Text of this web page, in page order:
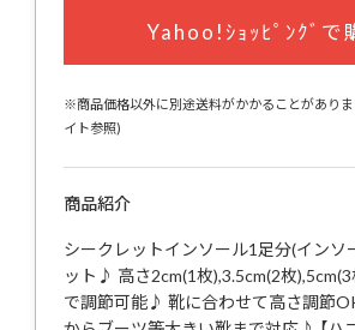
Yahoo!ｼｮｯﾋﾟﾝｸﾞで
※商品価格以外に別途送料がかかることがありま
イト参照)
商品紹介
シークレットインソール1足分(インソ
ット♪ 高さ2cm(1枚),3.5cm(2枚),5cm(3
で調節可能♪ 靴に合わせて高さ調節